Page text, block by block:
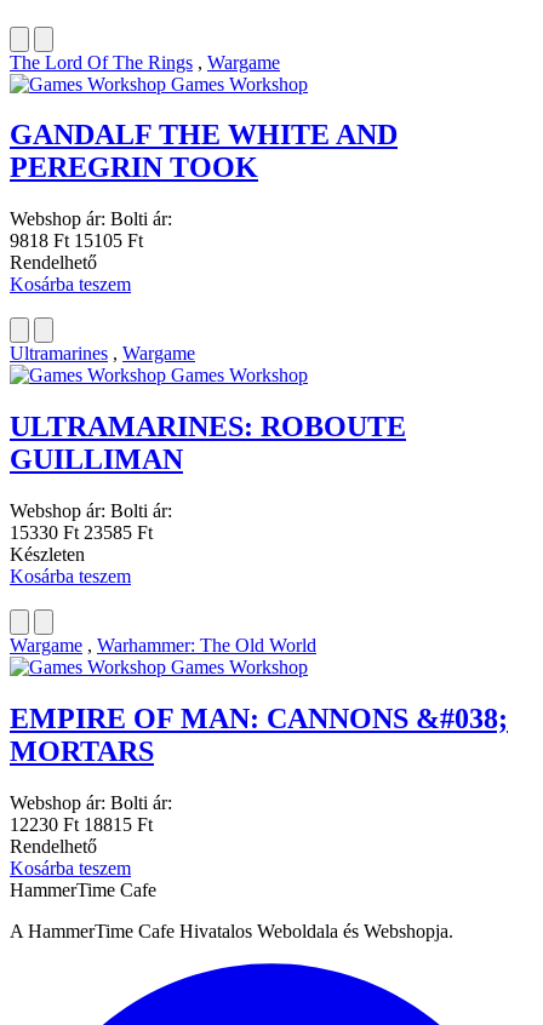
The Lord Of The Rings , Wargame
Games Workshop
GANDALF THE WHITE AND
PEREGRIN TOOK
Webshop ár: Bolti ár:
9818 Ft 15105 Ft
Rendelhető
Kosárba teszem
Ultramarines , Wargame
Games Workshop
ULTRAMARINES: ROBOUTE
GUILLIMAN
Webshop ár: Bolti ár:
15330 Ft 23585 Ft
Készleten
Kosárba teszem
Wargame , Warhammer: The Old World
Games Workshop
EMPIRE OF MAN: CANNONS &#038;
MORTARS
Webshop ár: Bolti ár:
12230 Ft 18815 Ft
Rendelhető
Kosárba teszem
HammerTime Cafe
A HammerTime Cafe Hivatalos Weboldala és Webshopja.